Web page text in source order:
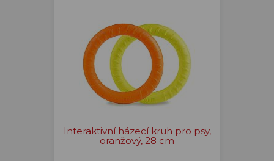
Interaktivní házecí kruh pro psy,
oranžový, 28 cm